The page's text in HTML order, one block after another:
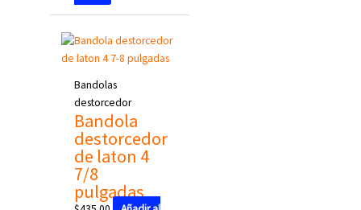
Bandolas
destorcedor
Bandola
destorcedor
de laton 4
7/8
pulgadas